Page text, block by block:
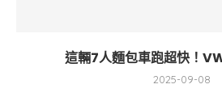
這輛7人麵包車跑超快！
2025-09-08